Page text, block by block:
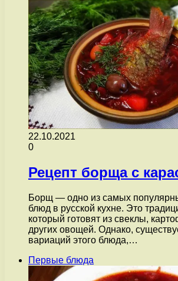
22.10.2021
0
Рецепт борща с
Борщ — одно из самых
блюд в русской кухне. Это
который готовят из свеклы,
других овощей. Однако,
вариаций этого блюда,…
Первые блюда